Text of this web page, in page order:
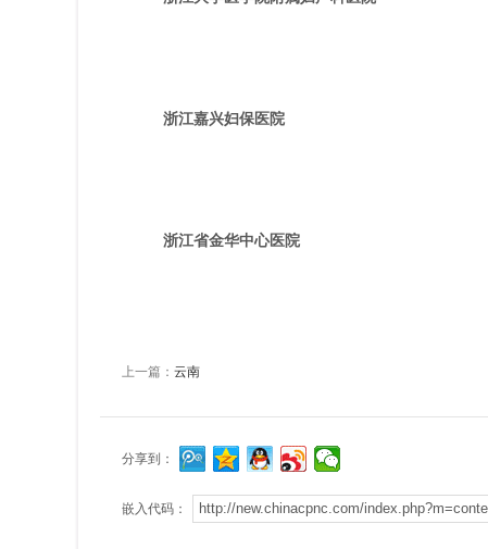
浙江嘉兴妇保医院
浙江省金华中心医院
上一篇： 云南
分享到：
嵌入代码：